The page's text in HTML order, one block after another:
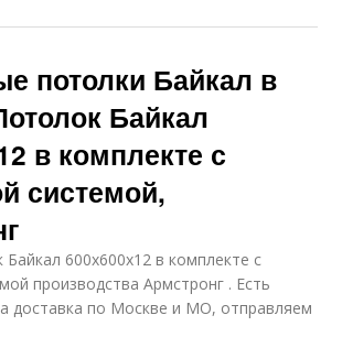
потолки Байкал в
Байкал
в комплекте с
системой,
600x600х12 в комплекте с
производства Армстронг . Есть
доставка по Москве и МО, отправляем